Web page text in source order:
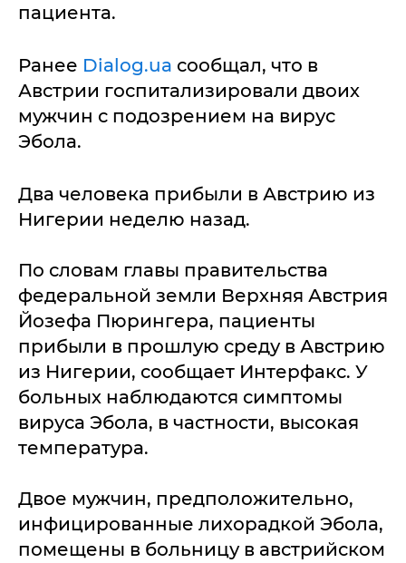
пациента.
Ранее Dialog.ua сообщал, что в
Австрии госпитализировали двоих
мужчин с подозрением на вирус
Эбола.
Два человека прибыли в Австрию из
Нигерии неделю назад.
По словам главы правительства
федеральной земли Верхняя Австрия
Йозефа Пюрингера, пациенты
прибыли в прошлую среду в Австрию
из Нигерии, сообщает Интерфакс. У
больных наблюдаются симптомы
вируса Эбола, в частности, высокая
температура.
Двое мужчин, предположительно,
инфицированные лихорадкой Эбола,
помещены в больницу в австрийском